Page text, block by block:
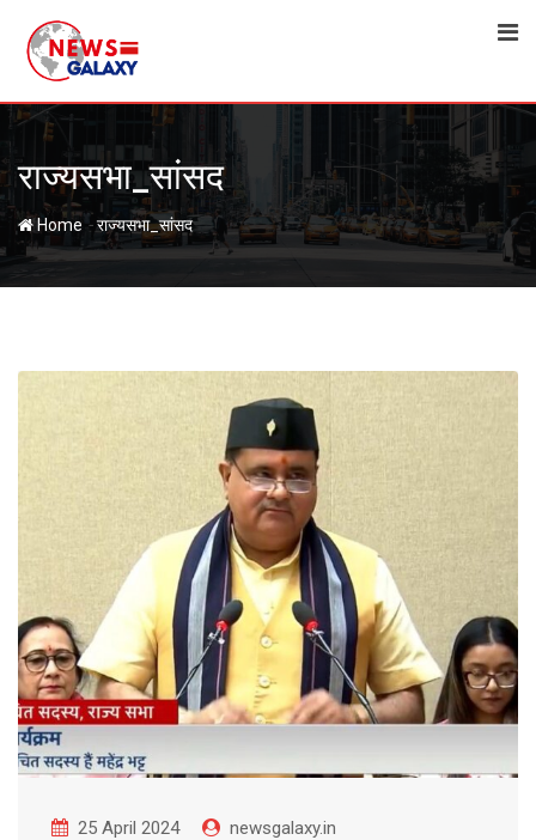
content
राज्यसभा_सांसद
Home-राज्यसभा_सांसद
25 April 2024
newsgalaxy.in